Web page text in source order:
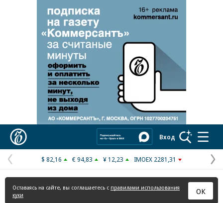
Реклама в «Ъ» www.kommersant.ru/ad
Вход
Предыдущая
страница
$ 82,16 € 94,83 ¥ 12,23 IMOEX 2281,31
Оставаясь на сайте, вы соглашаетесь с правилами использования
куки
ОК